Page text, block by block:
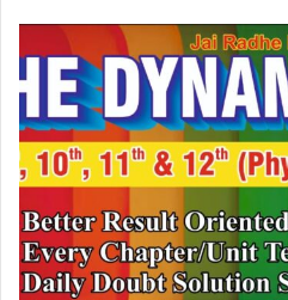
email